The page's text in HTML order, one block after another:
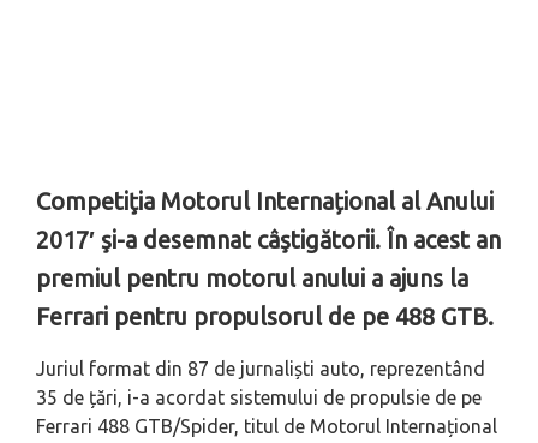
Competiţia Motorul Internațional al Anului
2017′ şi-a desemnat câştigătorii. În acest an
premiul pentru motorul anului a ajuns la
Ferrari pentru propulsorul de pe 488 GTB.
Juriul format din 87 de jurnaliști auto, reprezentând
35 de țări, i-a acordat sistemului de propulsie de pe
Ferrari 488 GTB/Spider, titul de Motorul Internațional